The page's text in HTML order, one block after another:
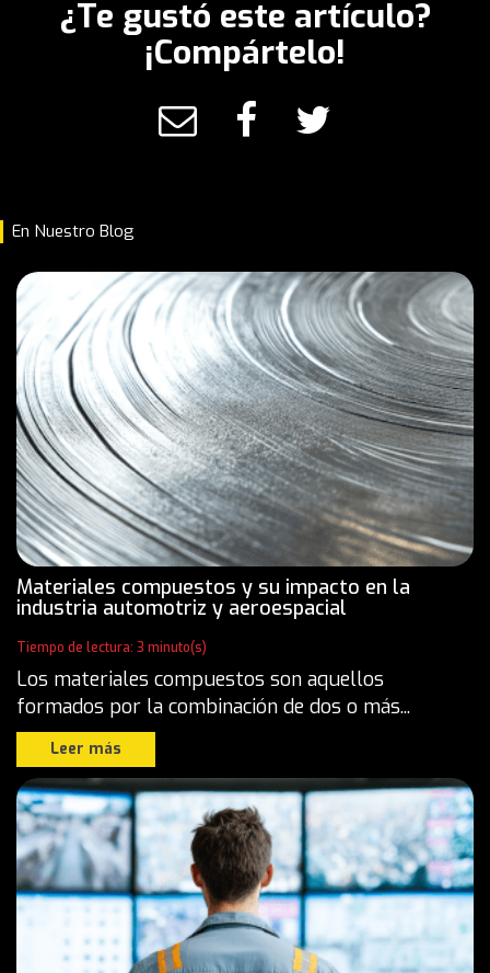
¿Te gustó este artículo?
¡Compártelo!
En Nuestro Blog
Materiales compuestos y su impacto en la
industria automotriz y aeroespacial
Tiempo de lectura: 3 minuto(s)
Los materiales compuestos son aquellos
formados por la combinación de dos o más...
Leer más